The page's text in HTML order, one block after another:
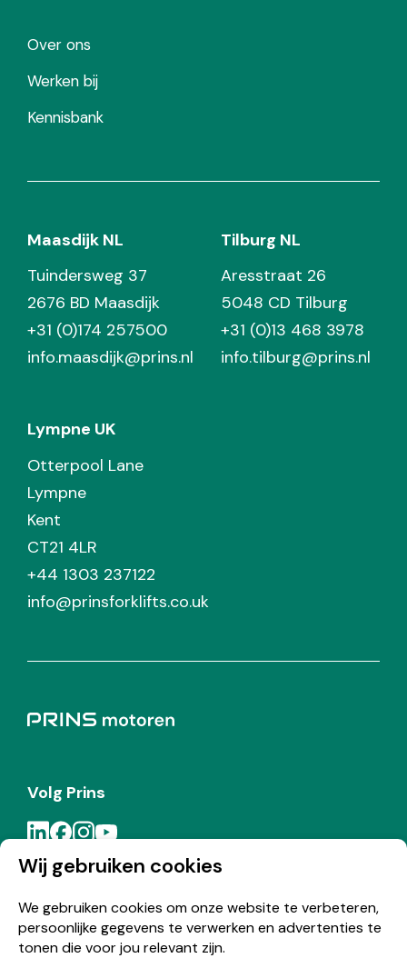
Wij gebruiken cookies
We gebruiken cookies om onze website te verbeteren,
persoonlijke gegevens te verwerken en advertenties te
tonen die voor jou relevant zijn.
Over ons
Werken bij
Kennisbank
Maasdijk NL
Tuindersweg 37
2676 BD Maasdijk
+31 (0)174 257500
info.maasdijk@prins.nl
Tilburg NL
Aresstraat 26
5048 CD Tilburg
+31 (0)13 468 3978
info.tilburg@prins.nl
Lympne UK
Otterpool Lane
Lympne
Kent
CT21 4LR
+44 1303 237122
info@prinsforklifts.co.uk
Volg Prins
Meld je aan voor de Prins nieuwsbrief